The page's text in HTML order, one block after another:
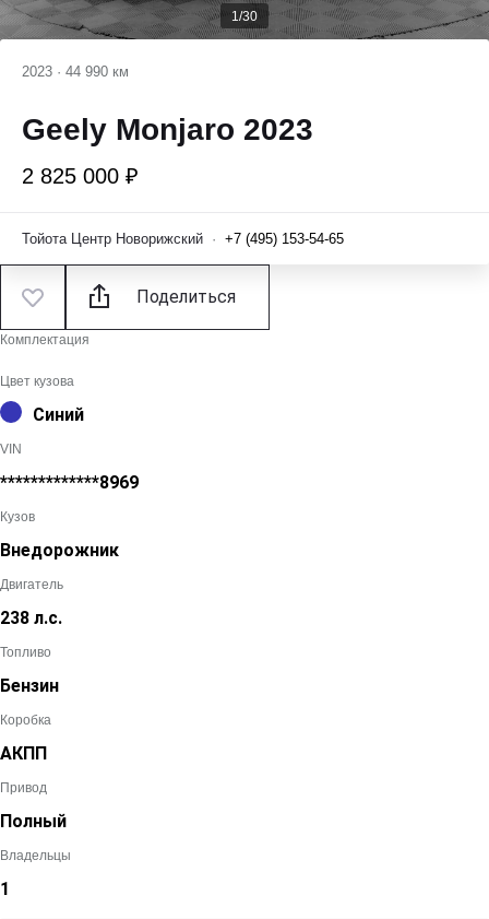
1/30
2023 · 44 990 км
Geely Monjaro 2023
2 825 000 ₽
Тойота Центр Новорижский · +7 (495) 153-54-65
Поделиться
Комплектация
Цвет кузова
Синий
VIN
*************8969
Кузов
Внедорожник
Двигатель
238 л.с.
Топливо
Бензин
Коробка
АКПП
Привод
Полный
Владельцы
1